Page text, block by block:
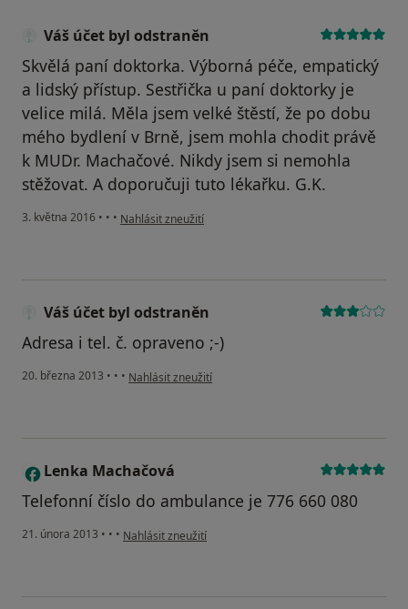
Váš účet byl odstraněn
Skvělá paní doktorka. Výborná péče, empatický
a lidský přístup. Sestřička u paní doktorky je
velice milá. Měla jsem velké štěstí, že po dobu
mého bydlení v Brně, jsem mohla chodit právě
k MUDr. Machačové. Nikdy jsem si nemohla
stěžovat. A doporučuji tuto lékařku. G.K.
3. května 2016 • • • podle názoru uživatele Váš účet byl odstraněn
Nahlásit zneužití
Váš účet byl odstraněn
Adresa i tel. č. opraveno ;-)
20. března 2013 • • • podle názoru uživatele Váš účet byl odstraněn
Nahlásit zneužití
L Lenka Machačová
Telefonní číslo do ambulance je 776 660 080
21. února 2013 • • • podle názoru uživatele Lenka Machačová
Nahlásit zneužití